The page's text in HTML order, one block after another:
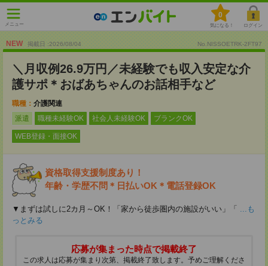
メニュー
0
気になる！ ログイン
NEW 掲載日 :2026/08/04 No.NISSOETRK-2FT97
＼月収例26.9万円／未経験でも収入安定な介
護サポ＊おばあちゃんのお話相手など
職種： 介護関連
派遣
職種未経験OK 社会人未経験OK ブランクOK
WEB登録・面接OK
資格取得支援制度あり！
年齢・学歴不問＊日払いOK＊電話登録OK
▼まずは試しに2カ月～OK！「家から徒歩圏内の施設がいい」「 ...も
っとみる
応募が集まった時点で掲載終了
この求人は応募が集まり次第、掲載終了致します。予めご理解くださ